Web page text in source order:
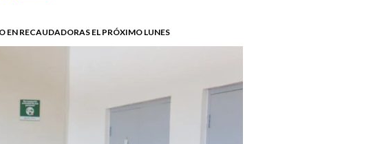
EN RECAUDADORAS EL PRÓXIMO LUNES